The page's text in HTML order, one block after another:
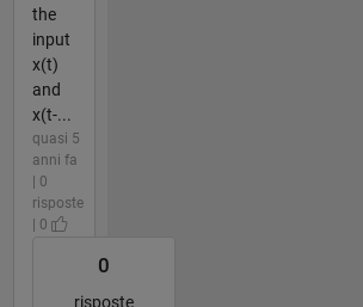
the
input
x(t)
and
x(t-...
quasi 5
anni fa
| 0
risposte
| 0
0
risposte